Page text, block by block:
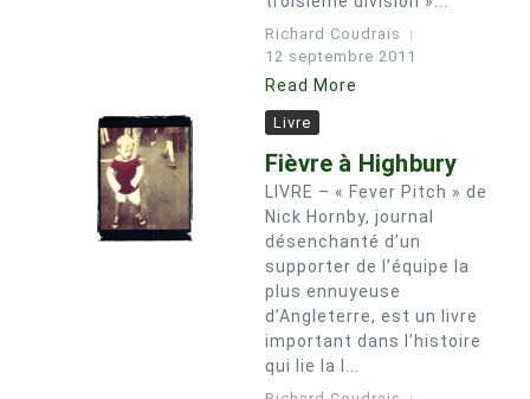
Richard Coudrais
12 septembre 2011
Read More
Livre
Fièvre à Highbury
LIVRE – « Fever Pitch » de
Nick Hornby, journal
désenchanté d’un
supporter de l’équipe la
plus ennuyeuse
d’Angleterre, est un livre
important dans l’histoire
qui lie la l...